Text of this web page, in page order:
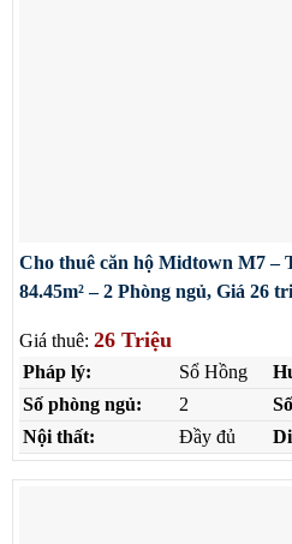
Cho thuê căn hộ Midtown M7 –
84.45m² – 2 Phòng ngủ, Giá 26
Giá thuê: 26 Triệu
Pháp lý: Sổ Hồng
Số phòng ngủ:
2
Nội thất:
Đầy đủ